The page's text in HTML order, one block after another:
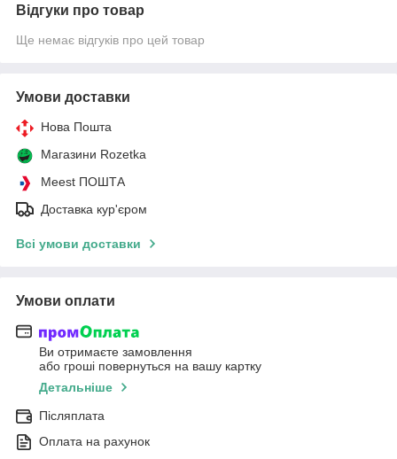
Відгуки про товар
Ще немає відгуків про цей товар
Умови доставки
Нова Пошта
Магазини Rozetka
Meest ПОШТА
Доставка кур'єром
Всі умови доставки
Умови оплати
Ви отримаєте замовлення
або гроші повернуться на вашу картку
Детальніше
Післяплата
Оплата на рахунок